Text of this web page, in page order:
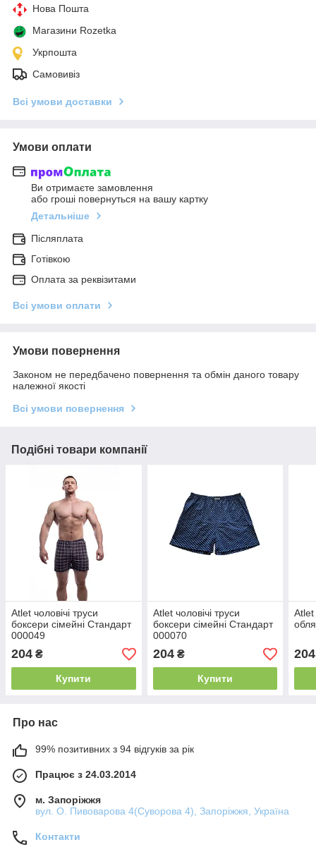
Нова Пошта
Магазини Rozetka
Укрпошта
Самовивіз
Всі умови доставки
Умови оплати
Ви отримаєте замовлення
або гроші повернуться на вашу картку
Детальніше
Післяплата
Готівкою
Оплата за реквізитами
Всі умови оплати
Умови повернення
Законом не передбачено повернення та обмін даного товару
належної якості
Всі умови повернення
Подібні товари компанії
Atlet чоловічі труси
боксери сімейні Стандарт
000049
204 ₴
Купити
Atlet чоловічі труси
боксери сімейні Стандарт
000070
204₴
Купити
Atlet
204
Про нас
99% позитивних з 94 відгуків за рік
Працює з 24.03.2014
м. Запоріжжя
вул. О. Пивоварова 4(Суворова 4), Запоріжжя, Україна
Контакти